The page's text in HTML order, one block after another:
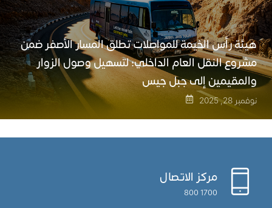
هيئة رأس الخيمة للمواصلات تطلق المسار الأصفر ضمن
مشروع النقل العام الداخلي؛ لتسهيل وصول الزوار
والمقيمين إلى جبل جيس
نوفمبر 28, 2025
مركز الاتصال
1700 800